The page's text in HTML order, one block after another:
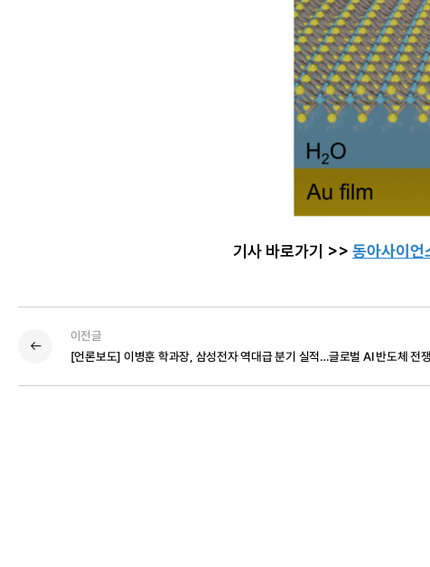
기사 바로가기 >> 동아사이언
이전글
[언론보도] 이병훈 학과장, 삼성전자 역대급 분기 실적…글로벌 AI 반도체 전